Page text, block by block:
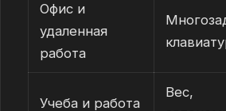
Офис и
удаленная
работа
Учеба и работа
Вес,